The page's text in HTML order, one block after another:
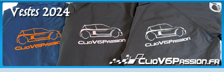
Clio V6 Passion
Le site français des passionnés de Clio V6